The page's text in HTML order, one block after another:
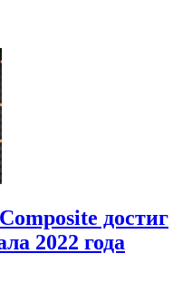
достиг
2022 года